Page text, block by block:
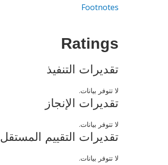
Footnotes
Ratings
تقديرات التنفيذ
لا تتوفر بيانات.
تقديرات الإنجاز
لا تتوفر بيانات.
تقديرات التقييم المستقل
لا تتوفر بيانات.